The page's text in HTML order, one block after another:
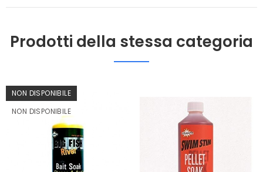
Prodotti della stessa categoria
NON DISPONIBILE
NON DISPONIBILE